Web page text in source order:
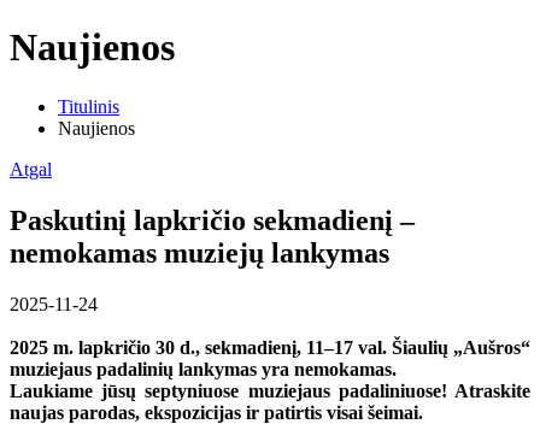
Naujienos
Titulinis
Naujienos
Atgal
Paskutinį lapkričio sekmadienį –
nemokamas muziejų lankymas
2025-11-24
2025 m. lapkričio 30 d., sekmadienį, 11–17 val. Šiaulių „Aušros“
muziejaus padalinių lankymas yra nemokamas.
Laukiame jūsų septyniuose muziejaus padaliniuose! Atraskite
naujas parodas, ekspozicijas ir patirtis visai šeimai.